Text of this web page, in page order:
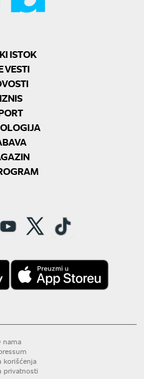
ISTOK
VESTI
nama
korišćenja
privatnosti